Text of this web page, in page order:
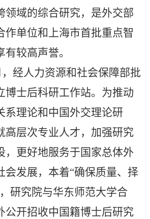
域的综合研究， 是外交部
作单位和上海市首批重点智
较高声誉。
，经人力资源和社会保障部批
博士后科研工作站。为推动
系理论和中国外交理论研
高层次专业人才，加强研究
，更好地服务于国家总体外
会发展，本着“确保质量、择
研究院与华东师范大学合
公开招收中国籍博士后研究